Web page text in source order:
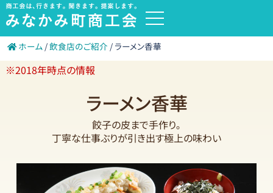
内
容
を
ス
キ
ホーム /飲食店のご紹介 / ラーメン香華
ラーメン香華
餃子の皮まで手作り｡
丁寧な仕事ぶりが引き出す極上の味わい
※2018年時点の情報